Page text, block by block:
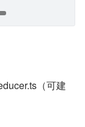
（可建